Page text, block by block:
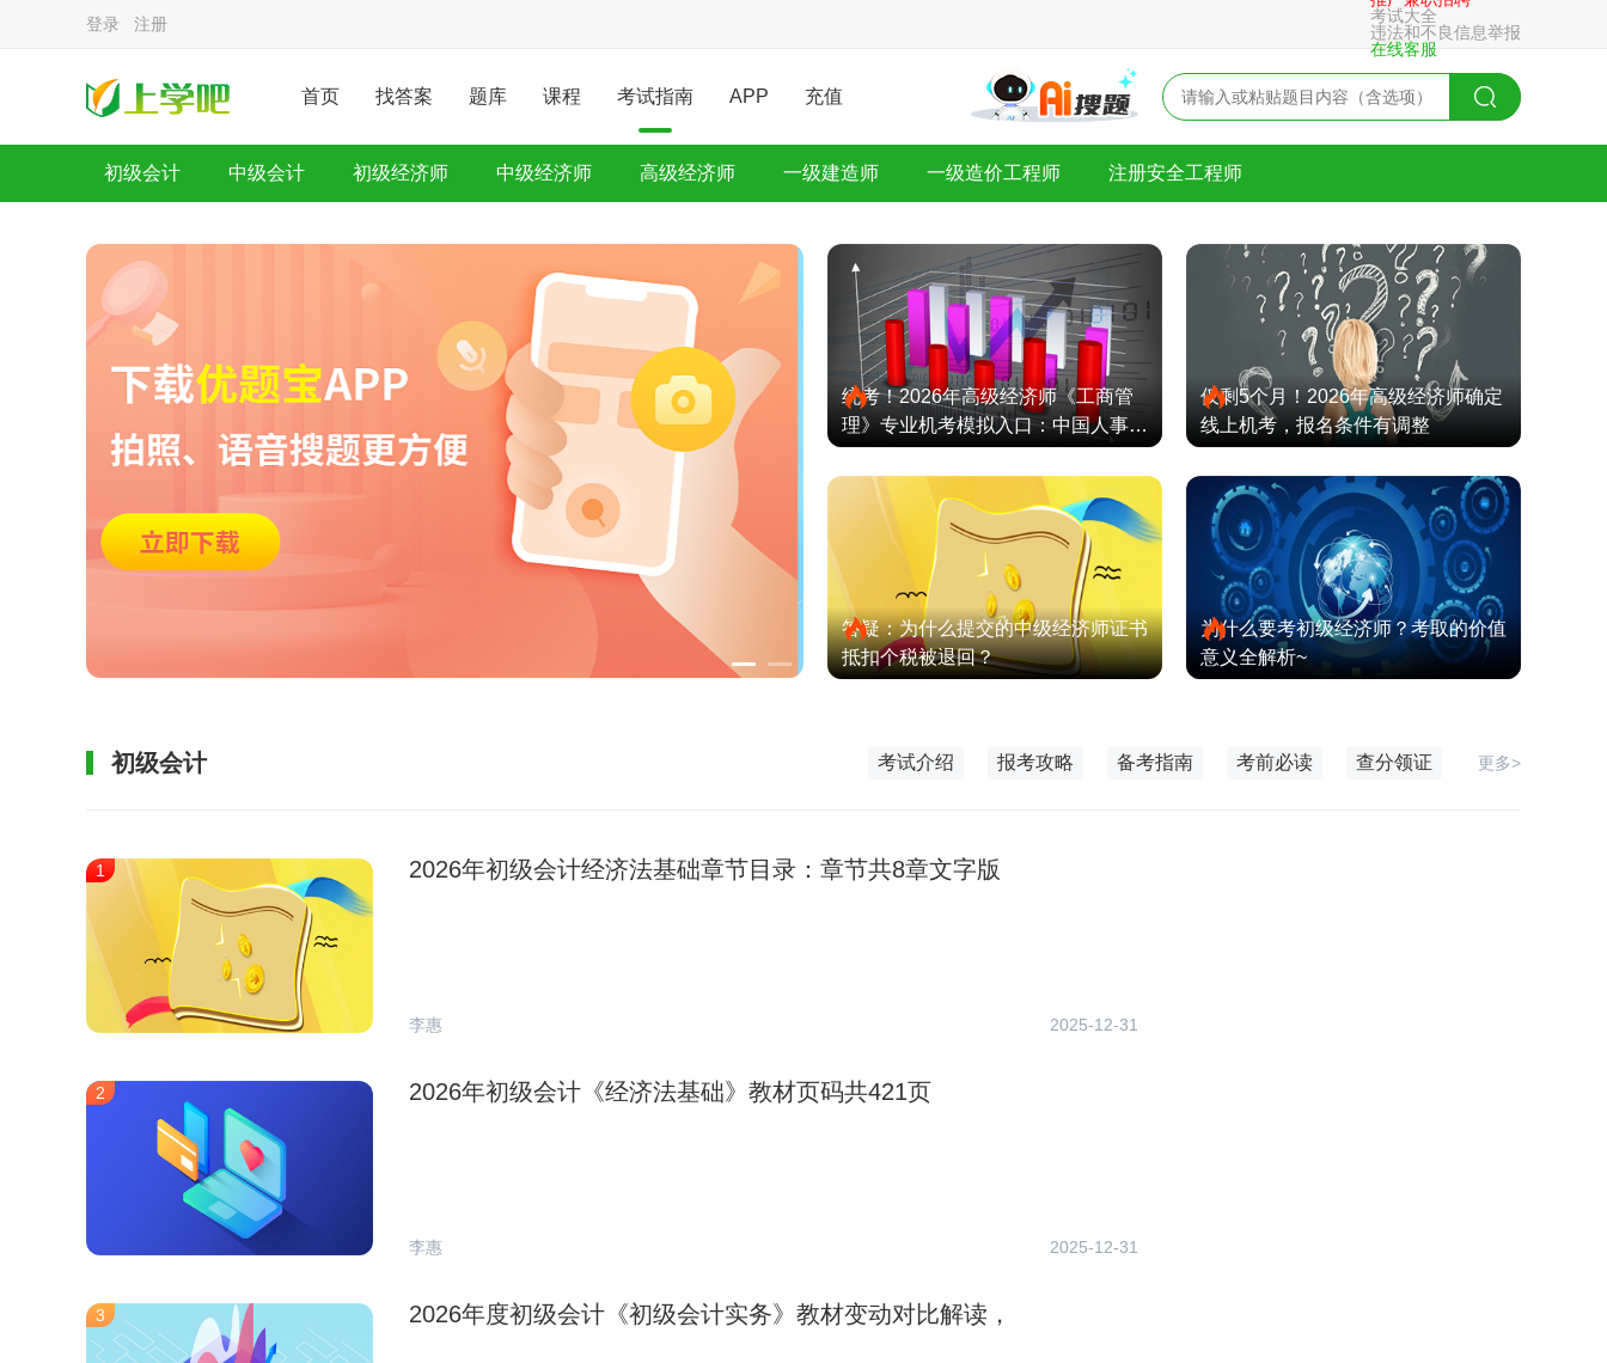
登录 注册
考试大全
违法和不良信息举报
在线客服
首页 找答案 题库 课程 考试指南 APP 充值
初级会计 中级会计 初级经济师 中级经济师 高级经济师 一级建造师 一级造价工程师 注册安全工程师
统考！2026年高级经济师《工商管
理》专业机考模拟入口：中国人事考
试网
仅剩5个月！2026年高级经济师确定
线上机考，报名条件有调整
答疑：为什么提交的中级经济师证书
抵扣个税被退回？
为什么要考初级经济师？考取的价值
意义全解析~
初级会计 考试介绍 报考攻略 备考指南 考前必读 查分领证 更多>
1 2026年初级会计经济法基础章节目录：章节共8章文字版
李惠 2025-12-31
2 2026年初级会计《经济法基础》教材页码共421页
李惠 2025-12-31
3 2026年度初级会计《初级会计实务》教材变动对比解读，